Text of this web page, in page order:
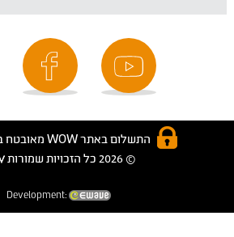
התשלום באתר WOW מאובטח בטכנולוגית SSL
© 2026 כל הזכויות שמורות
Development: